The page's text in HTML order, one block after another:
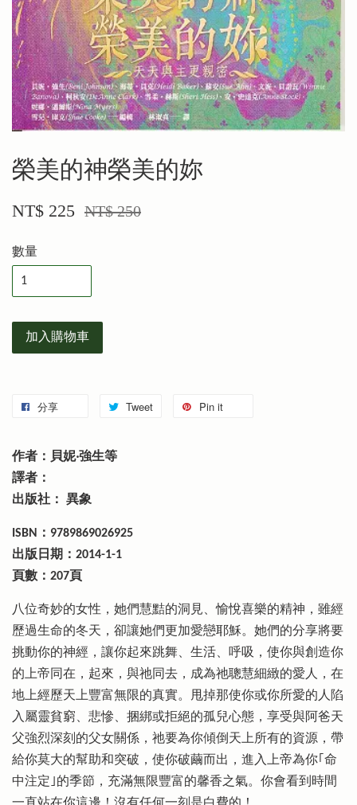
榮美的神榮美的妳
NT$ 225 NT$ 250
數量
加入購物車
分享 Tweet Pin it
作者：貝妮‧強生等
譯者：
出版社： 異象
ISBN：9789869026925
出版日期：2014-1-1
頁數：207頁
八位奇妙的女性，她們慧黠的洞見、愉悅喜樂的精神，雖經
歷過生命的冬天，卻讓她們更加愛戀耶穌。她們的分享將要
挑動你的神經，讓你起來跳舞、生活、呼吸，使你與創造你
的上帝同在，起來，與祂同去，成為祂聰慧細緻的愛人，在
地上經歷天上豐富無限的真實。甩掉那使你或你所愛的人陷
入屬靈貧窮、悲慘、捆綁或拒絕的孤兒心態，享受與阿爸天
父強烈深刻的父女關係，祂要為你傾倒天上所有的資源，帶
給你莫大的幫助和突破，使你破繭而出，進入上帝為你｢命
中注定｣的季節，充滿無限豐富的馨香之氣。你會看到時間